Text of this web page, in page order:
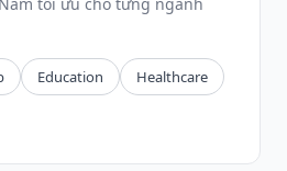
Education
Healthcare